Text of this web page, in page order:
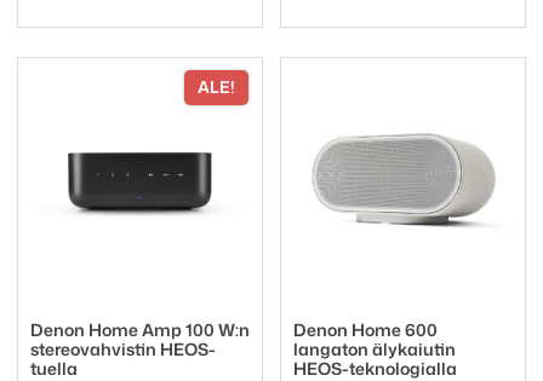
ALE!
Denon Home Amp 100 W:n
stereovahvistin HEOS-
tuella
Denon Home 600
langaton älykaiutin
HEOS-teknologialla